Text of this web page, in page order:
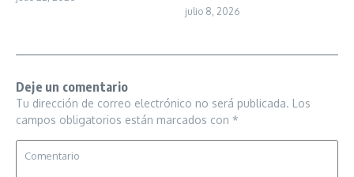
julio 8, 2026
Deje un comentario
Tu dirección de correo electrónico no será publicada. Los
campos obligatorios están marcados con *